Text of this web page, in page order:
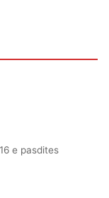
e pasdites